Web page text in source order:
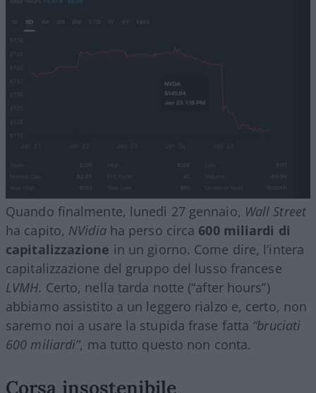
Quando finalmente, lunedì 27 gennaio, Wall Street
ha capito, NVidiaha perso circa 600 miliardi di
capitalizzazione in un giorno. Come dire, l’intera
capitalizzazione del gruppo del lusso francese
LVMH. Certo, nella tarda notte (“after hours”)
abbiamo assistito a un leggero rialzo e, certo, non
saremo noi a usare la stupida frase fatta “bruciati
600 miliardi”, ma tutto questo non conta.
Corsa insostenibile